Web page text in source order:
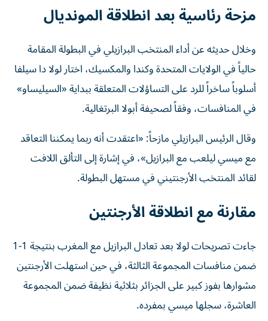
مزحة رئاسية بعد انطلاقة المونديال
وخلال حديثه عن أداء المنتخب البرازيلي في البطولة المقامة
حالياً في الولايات المتحدة وكندا والمكسيك، اختار لولا دا سيلفا
أسلوباً ساخراً للرد على التساؤلات المتعلقة ببداية «السيليساو»
في المنافسات، وفقاً لصحيفة أبولا البرتغالية.
وقال الرئيس البرازيلي مازحاً: «اعتقدت أنه ربما يمكننا التعاقد
مع ميسي ليلعب مع البرازيل»، في إشارة إلى التألق اللافت
لقائد المنتخب الأرجنتيني في مستهل البطولة.
مقارنة مع انطلاقة الأرجنتين
جاءت تصريحات لولا بعد تعادل البرازيل مع المغرب بنتيجة 1-1
ضمن منافسات المجموعة الثالثة، في حين استهلت الأرجنتين
مشوارها بفوز كبير على الجزائر بثلاثية نظيفة ضمن المجموعة
العاشرة، سجلها ميسي بمفرده.